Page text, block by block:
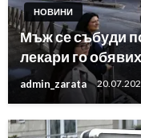
НОВИНИ
Мъж се събуди
лекари го
admin_zarata